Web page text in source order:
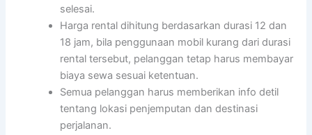
selesai.
Harga rental dihitung berdasarkan durasi 12 dan
18 jam, bila penggunaan mobil kurang dari durasi
rental tersebut, pelanggan tetap harus membayar
biaya sewa sesuai ketentuan.
Semua pelanggan harus memberikan info detil
tentang lokasi penjemputan dan destinasi
perjalanan.